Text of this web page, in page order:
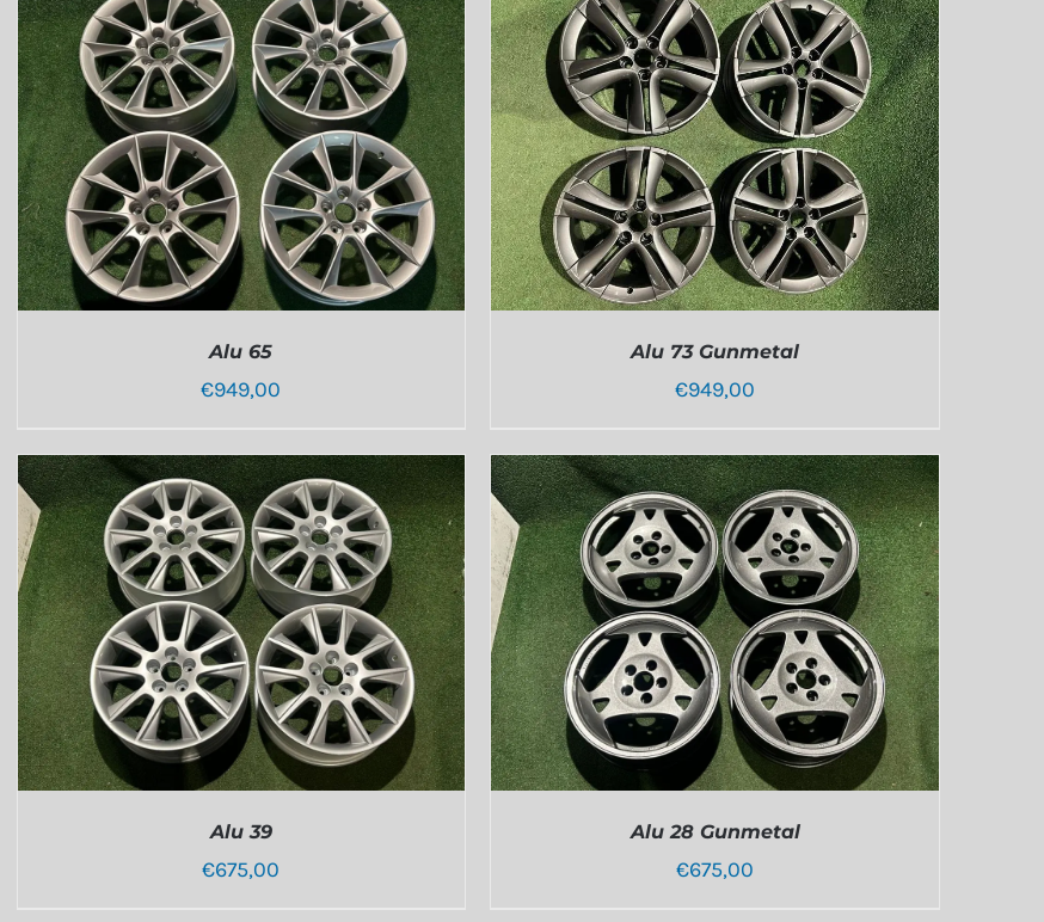
Alu 65
€949,00
Alu 73 Gunmetal
€949,00
Alu 39
€675,00
Alu 28 Gunmetal
€675,00